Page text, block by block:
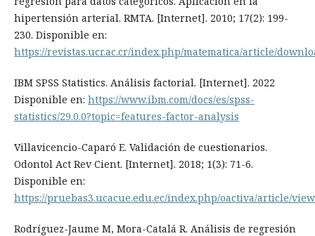
hipertensión arterial. RMTA. [Internet]. 2010; 17(2): 199-
230. Disponible en:
https://revistas.ucr.ac.cr/index.php/matematica/article/
IBM SPSS Statistics. Análisis factorial. [Internet]. 2022
Disponible en: https://www.ibm.com/docs/es/spss-
statistics/29.0.0?topic=features-factor-analysis
Villavicencio-Caparó E. Validación de cuestionarios.
Odontol Act Rev Cient. [Internet]. 2018; 1(3): 71-6.
Disponible en:
https://pruebas3.ucacue.edu.ec/index.php/oactiva/article/
Rodríguez-Jaume M, Mora-Catalá R. Análisis de regresión